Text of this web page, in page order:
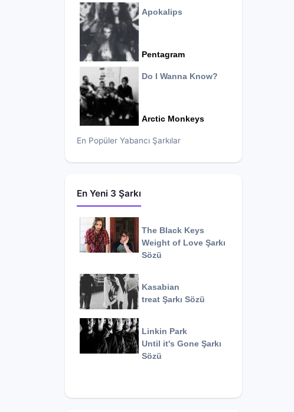
Apokalips
Pentagram
Do I Wanna Know?
Arctic Monkeys
En Popüler Yabancı Şarkılar
En Yeni 3 Şarkı
The Black Keys
Weight of Love Şarkı
Sözü
Kasabian
treat Şarkı Sözü
Linkin Park
Until it's Gone Şarkı
Sözü